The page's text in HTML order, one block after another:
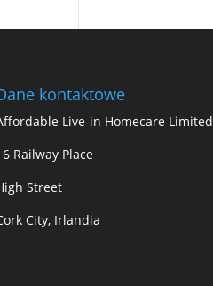
kontaktowe
Live-in Homecare Limited
Railway Place
Street
City, Irlandia